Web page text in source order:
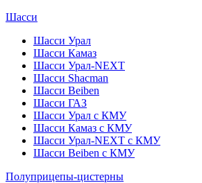
Шасси
Шасси Урал
Шасси Камаз
Шасси Урал-NEXT
Шасси Shacman
Шасси Beiben
Шасси ГАЗ
Шасси Урал с КМУ
Шасси Камаз с КМУ
Шасси Урал-NEXT с КМУ
Шасси Beiben с КМУ
Полуприцепы-цистерны